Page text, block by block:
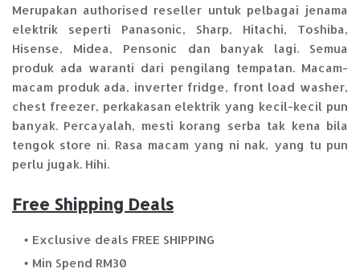
Merupakan authorised reseller untuk pelbagai jenama
elektrik seperti Panasonic, Sharp, Hitachi, Toshiba,
Hisense, Midea, Pensonic dan banyak lagi. Semua
produk ada waranti dari pengilang tempatan. Macam-
macam produk ada, inverter fridge, front load washer,
chest freezer, perkakasan elektrik yang kecil-kecil pun
banyak. Percayalah, mesti korang serba tak kena bila
tengok store ni. Rasa macam yang ni nak, yang tu pun
perlu jugak. Hihi.
Free Shipping Deals
Exclusive deals FREE SHIPPING
Min Spend RM30